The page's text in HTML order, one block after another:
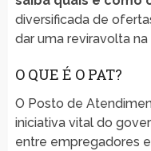
diversificada de
dar uma reviravolta na
O QUE É O PAT?
O Posto de
iniciativa vital do
entre empregadores